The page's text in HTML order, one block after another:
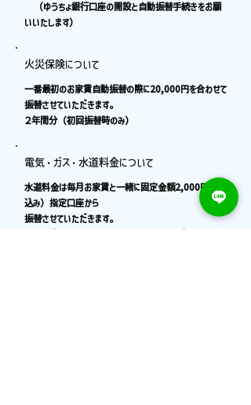
（ゆうちょ銀行口座の開設と自動振替手続きをお願
いいたします）
火災保険について
一番最初のお家賃自動振替の際に20,000円を合わせて
振替させていただきます。
２年間分（初回振替時のみ）
電気・ガス・水道料金について
水道料金は毎月お家賃と一緒に固定金額2,000円（税
込み）指定口座から
振替させていただきます。